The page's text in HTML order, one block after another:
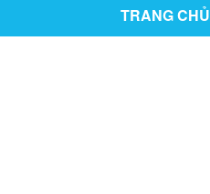
TRANG CHỦ